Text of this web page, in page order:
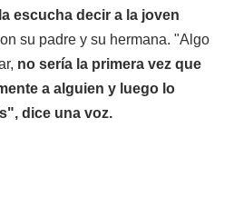
escucha decir a la joven
su padre y su hermana. "Algo
no sería la primera vez que
a alguien y luego lo
dice una voz.